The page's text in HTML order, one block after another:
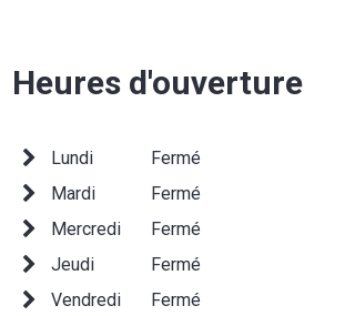
Heures d'ouverture
Lundi
Fermé
Mardi
Fermé
Mercredi
Fermé
Jeudi
Fermé
Vendredi
Fermé